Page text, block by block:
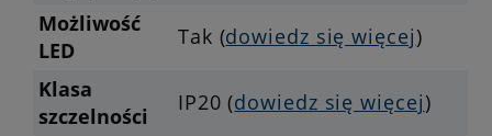
Możliwość
LED
Tak (dowiedz się więcej)
Klasa
szczelności
IP20 (dowiedz się więcej)